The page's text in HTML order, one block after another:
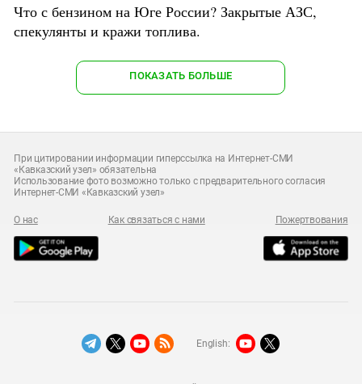
Что с бензином на Юге России? Закрытые АЗС,
спекулянты и кражи топлива.
ПОКАЗАТЬ БОЛЬШЕ
При цитировании информации гиперссылка на Интернет-СМИ
«Кавказский узел» обязательна
Использование фото возможно только с предварительного согласия
Интернет-СМИ «Кавказский узел»
О нас Как связаться с нами Пожертвования
English: